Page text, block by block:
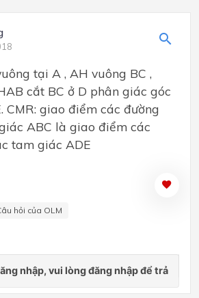
tại A , AH vuông BC ,
cắt BC ở D phân giác góc
CMR: giao điểm các đường
ABC là giao điểm các
tam giác ADE
hỏi của OLM